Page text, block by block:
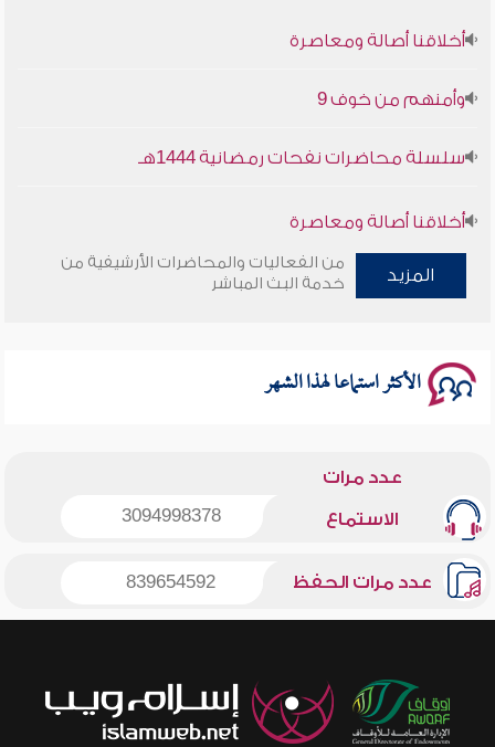
أخلاقنا أصالة ومعاصرة
وأمنهم من خوف 9
سلسلة محاضرات نفحات رمضانية 1444هـ
أخلاقنا أصالة ومعاصرة
وأمنهم من خوف 9
المزيد
من الفعاليات والمحاضرات الأرشيفية من
خدمة البث المباشر
الأكثر استماعا لهذا الشهر
عدد مرات
الاستماع 3094998378
عدد مرات الحفظ 839654592